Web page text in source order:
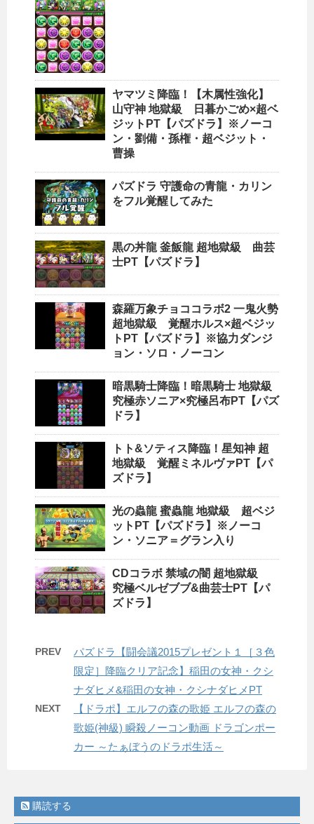
ヤマツミ降臨！【木属性強化】
山守神 地獄級 日暮かごめ×超ベ
ジットPT【パズドラ】※ノーコ
ン・劉備・孫権・超ベジット・
曹操
パズドラ 守護命の青龍・カリン
をフル覚醒してみた
黒の丼龍 釜飯龍 超地獄級 曲芸
士PT【パズドラ】
森羅万象チョココラボ2 一鬼火勢
超地獄級 覚醒ホルス×超ベジッ
トPT【パズドラ】※協力ダンジ
ョン・ソロ・ノーコン
暗黒騎士降臨！暗黒騎士 地獄級
究極赤ソニア×究極呂布PT【パズ
ドラ】
トト&ソティス降臨！星知神 超
地獄級 覚醒ミネルヴァPT【パ
ズドラ】
光の蟲龍 蜜蟲龍 地獄級 超ベジ
ットPT【パズドラ】※ノーコ
ン・ソニア＝グラン入り
CDコラボ 禁域の闇 超地獄級
究極ベルゼブブ&曲芸士PT【パ
ズドラ】
PREV
パズドラ【闘会議2015プレゼント１［３色
限定］降臨クリア記念】稲田の女神・クシ
ナダヒメ&稲田の女神・クシナダヒメPT
NEXT
【ドラポ】エルフの森の歌姫 エルフの森の
歌姫(神級) 瞬殺ノーコン動画 ドラゴンポー
カー ～たぁぼうのドラポ生活～
購読する